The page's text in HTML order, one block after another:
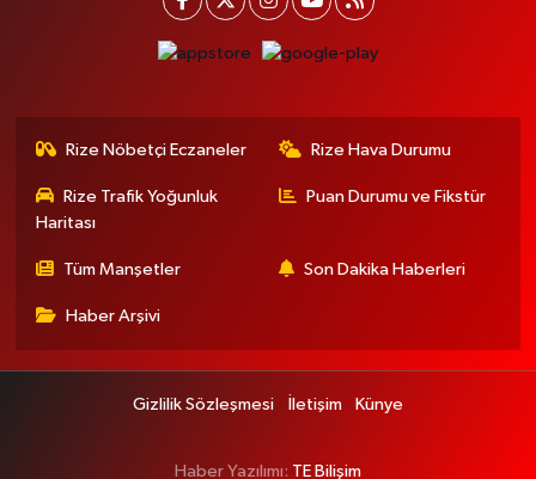
Rize Nöbetçi Eczaneler Rize Hava Durumu
Rize Trafik Yoğunluk
Haritası
Puan Durumu ve Fikstür
Tüm Manşetler Son Dakika Haberleri
Haber Arşivi
Gizlilik Sözleşmesi İletişim Künye
Haber Yazılımı: TE Bilişim